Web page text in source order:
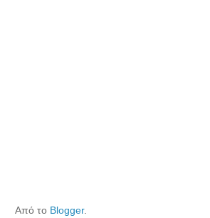
Από το Blogger.